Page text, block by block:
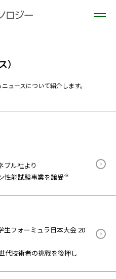
ュースについて紹介します。
ブル社より
性能試験事業を譲受※
生フォーミュラ日本大会 20
代技術者の挑戦を後押し